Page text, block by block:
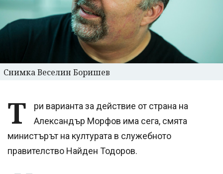
Снимка Веселин Боришев
Т
ри варианта за действие от страна на
Александър Морфов има сега, смята
министърът на културата в служебното
правителство Найден Тодоров.